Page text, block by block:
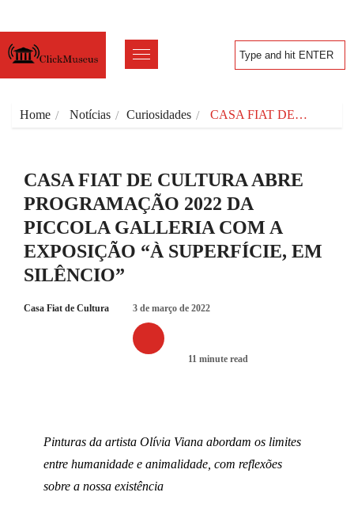
Home Notícias Curiosidades CASA FIAT DE…
CASA FIAT DE CULTURA ABRE
PROGRAMAÇÃO 2022 DA
PICCOLA GALLERIA COM A
EXPOSIÇÃO “À SUPERFÍCIE, EM
SILÊNCIO”
Casa Fiat de Cultura 3 de março de 2022
11 minute read
Pinturas da artista Olívia Viana abordam os limites
entre humanidade e animalidade, com reflexões
sobre a nossa existência